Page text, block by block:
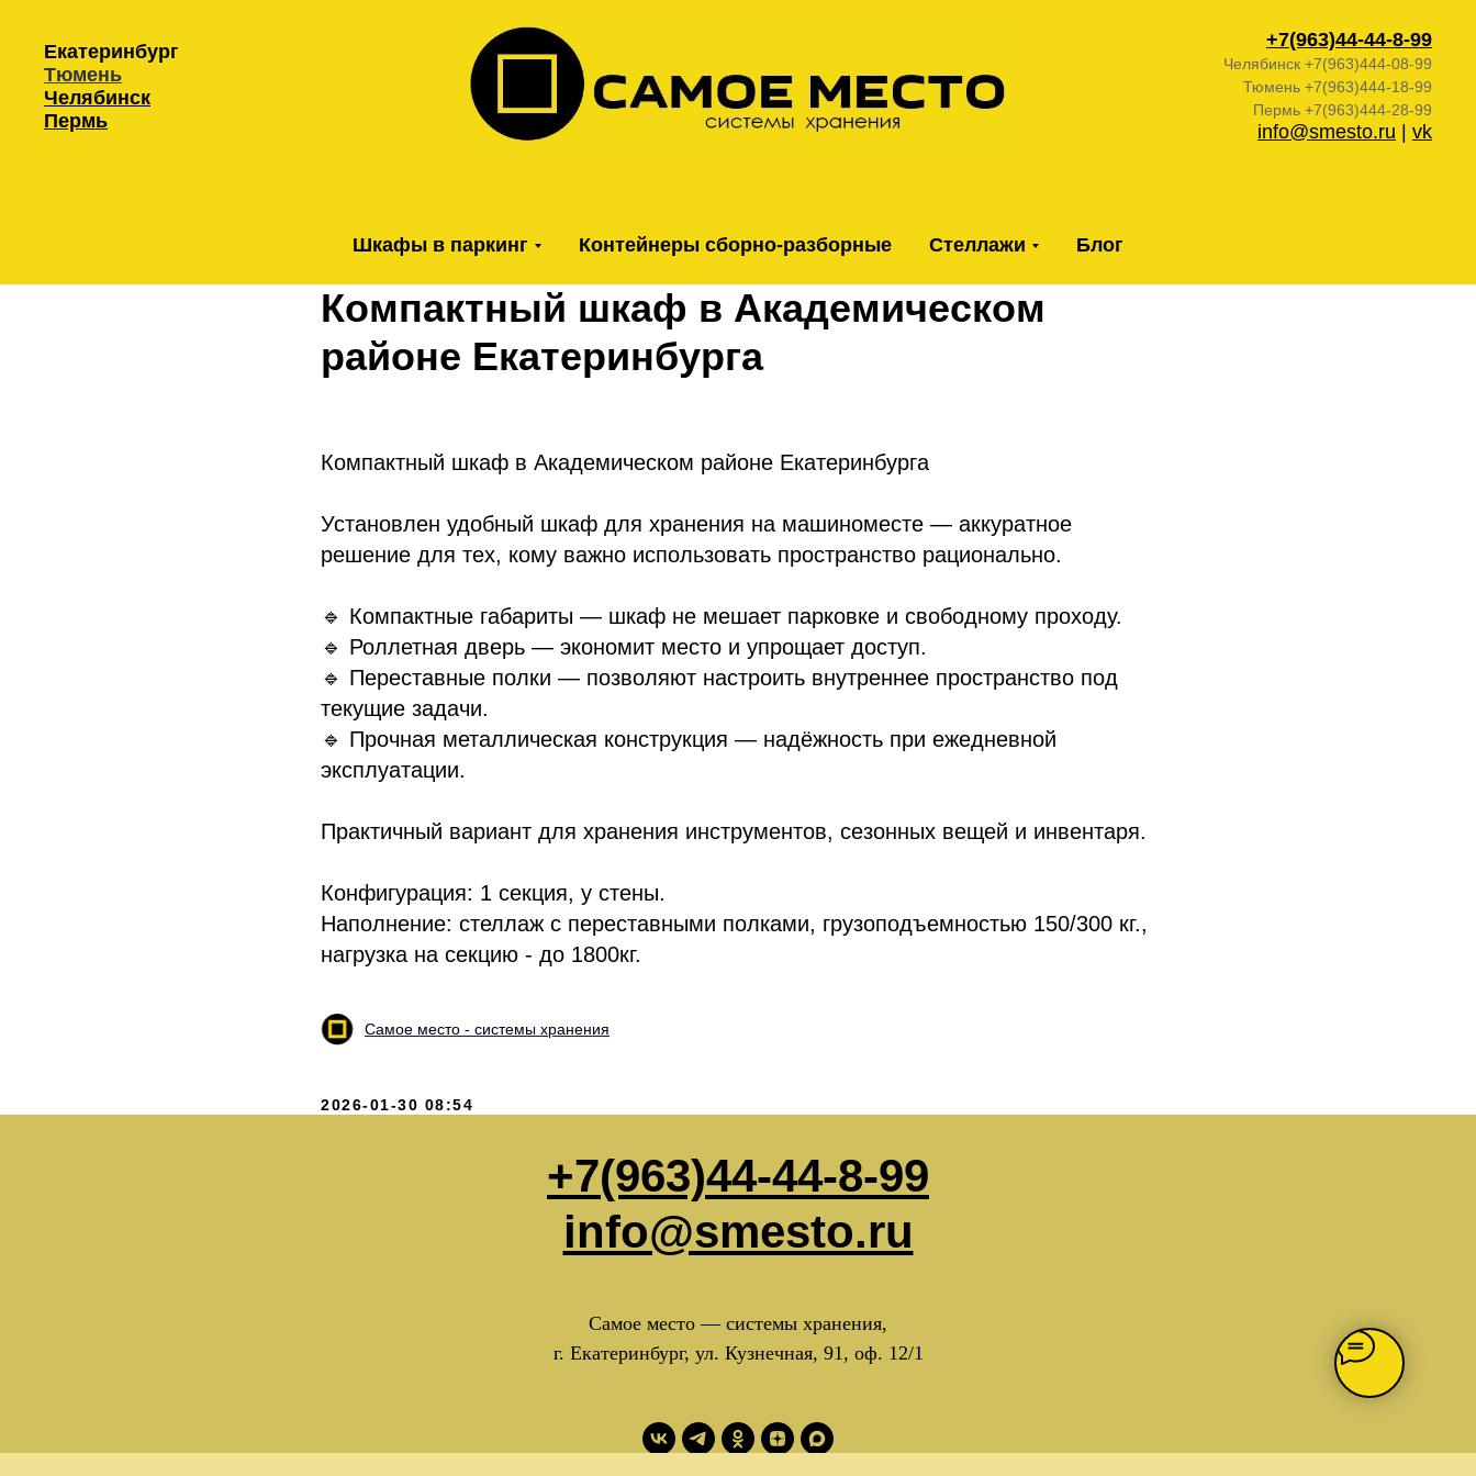
Екатеринбург
Тюмень
Челябинск
Пермь
+7(963)44-44-8-99
Челябинск +7(963)444-08-99
Тюмень +7(963)444-18-99
Пермь +7(963)444-28-99
info@smesto.ru vk
Шкафы в паркинг Контейнеры сборно-разборные Стеллажи Блог
Компактный шкаф в Академическом
районе Екатеринбурга
Компактный шкаф в Академическом районе Екатеринбурга
Установлен удобный шкаф для хранения на машиноместе — аккуратное
решение для тех, кому важно использовать пространство рационально.
🔹 Компактные габариты — шкаф не мешает парковке и свободному проходу.
🔹 Роллетная дверь — экономит место и упрощает доступ.
🔹 Переставные полки — позволяют настроить внутреннее пространство под
текущие задачи.
🔹 Прочная металлическая конструкция — надёжность при ежедневной
эксплуатации.
Практичный вариант для хранения инструментов, сезонных вещей и инвентаря.
Конфигурация: 1 секция, у стены.
Наполнение: стеллаж с переставными полками, грузоподъемностью 150/300 кг.,
нагрузка на секцию - до 1800кг.
Самое место - системы хранения
2026-01-30 08:54
+7(963)44-44-8-99
info@smesto.ru
Самое место — системы хранения,
г. Екатеринбург, ул. Кузнечная, 91, оф. 12/1